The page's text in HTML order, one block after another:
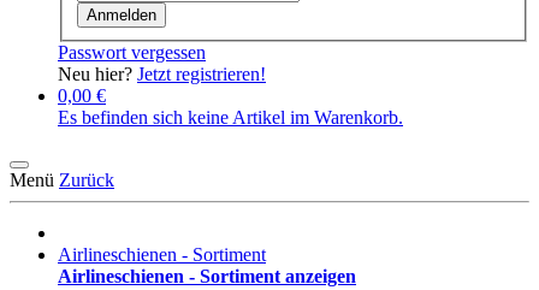
Anmelden
Passwort vergessen
Neu hier? Jetzt registrieren!
0,00 €
Es befinden sich keine Artikel im Warenkorb.
Menü Zurück
Airlineschienen - Sortiment
Airlineschienen - Sortiment anzeigen